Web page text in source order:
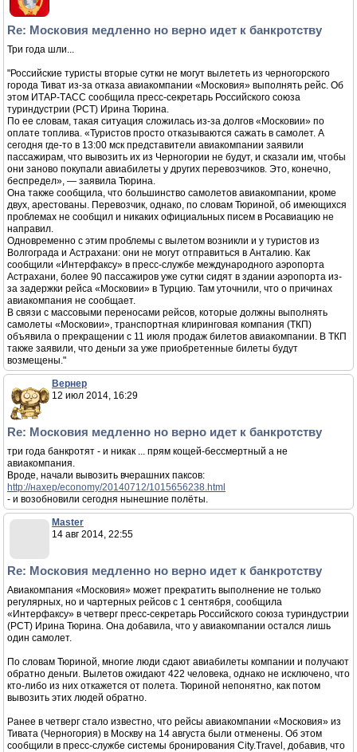
Re: Московия медленно но верно идет к банкротству
Три года шли...
"Российские туристы вторые сутки не могут вылететь из черногорского
города Тиват из-за отказа авиакомпании «Московия» выполнять рейс. Об
этом ИТАР-ТАСС сообщила пресс-секретарь Российского союза
туриндустрии (РСТ) Ирина Тюрина.
По ее словам, такая ситуация сложилась из-за долгов «Московии» по
оплате топлива. «Туристов просто отказываются сажать в самолет. А
сегодня где-то в 13:00 мск представители авиакомпании заявили
пассажирам, что вывозить их из Черногории не будут, и сказали им, чтобы
они заново покупали авиабилеты у других перевозчиков. Это, конечно,
беспредел», — заявила Тюрина.
Она также сообщила, что большинство самолетов авиакомпании, кроме
двух, арестованы. Перевозчик, однако, по словам Тюриной, об имеющихся
проблемах не сообщил и никаких официальных писем в Росавиацию не
направил.
Одновременно с этим проблемы с вылетом возникли и у туристов из
Волгограда и Астрахани: они не могут отправиться в Анталию. Как
сообщили «Интерфаксу» в пресс-службе международного аэропорта
Астрахани, более 90 пассажиров уже сутки сидят в здании аэропорта из-
за задержки рейса «Московии» в Турцию. Там уточнили, что о причинах
авиакомпания не сообщает.
В связи с массовыми переносами рейсов, которые должны выполнять
самолеты «Московии», транспортная клиринговая компания (ТКП)
объявила о прекращении с 11 июля продаж билетов авиакомпании. В ТКП
также заявили, что деньги за уже приобретенные билеты будут
возмещены."
Вернер
12 июл 2014, 16:29
Re: Московия медленно но верно идет к банкротству
три года банкротят - и никак ... прям кощей-бессмертный а не
авиакомпания.
Вроде, начали вывозить вчерашних паксов:
http://нахер/economy/20140712/1015656238.html
- и возобновили сегодня нынешние полёты.
Master
14 авг 2014, 22:55
Re: Московия медленно но верно идет к банкротству
Авиакомпания «Московия» может прекратить выполнение не только
регулярных, но и чартерных рейсов с 1 сентября, сообщила
«Интерфаксу» в четверг пресс-секретарь Российского союза туриндустрии
(РСТ) Ирина Тюрина. Она добавила, что у авиакомпании остался лишь
один самолет.
По словам Тюриной, многие люди сдают авиабилеты компании и получают
обратно деньги. Вылетов ожидают 422 человека, однако не исключено, что
кто-либо из них откажется от полета. Тюриной непонятно, как потом
вывозить этих людей обратно.
Ранее в четверг стало известно, что рейсы авиакомпании «Московия» из
Тивата (Черногория) в Москву на 14 августа были отменены. Об этом
сообщили в пресс-службе системы бронирования City.Travel, добавив, что